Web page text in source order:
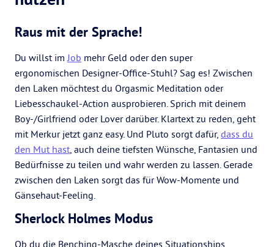
Raus mit der Sprache!
Du willst imJob mehr Geld oder den super
ergonomischen Designer-Office-Stuhl? Sag es! Zwischen
den Laken möchtest du Orgasmic Meditation oder
Liebesschaukel-Action ausprobieren. Sprich mit deinem
Boy-/Girlfriend oder Lover darüber. Klartext zu reden, geht
mit Merkur jetzt ganz easy. Und Pluto sorgt dafür, dass du
den Mut hast, auch deine tiefsten Wünsche, Fantasien und
Bedürfnisse zu teilen und wahr werden zu lassen. Gerade
zwischen den Laken sorgt das für Wow-Momente und
Gänsehaut-Feeling.
Sherlock Holmes Modus
Ob du die Benching-Masche deines Situationships